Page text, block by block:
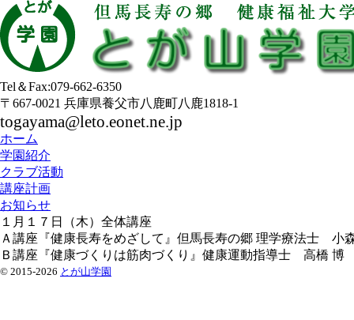
Tel＆Fax:079-662-6350
〒667-0021 兵庫県養父市八鹿町八鹿1818-1
togayama@leto.eonet.ne.jp
ホーム
学園紹介
クラブ活動
講座計画
お知らせ
１月１７日（木）全体講座
Ａ講座『健康長寿をめざして』但馬長寿の郷 理学療法士 小
Ｂ講座『健康づくりは筋肉づくり』健康運動指導士 高橋
© 2015-2026 とが山学園